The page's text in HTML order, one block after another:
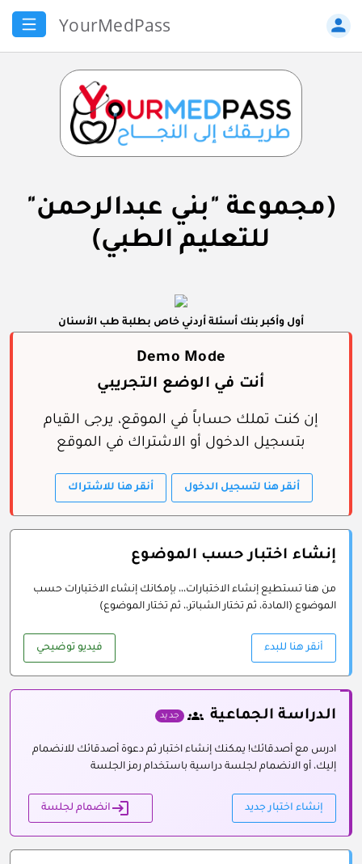
YourMedPass person
(مجموعة "بني عبدالرحمن"
للتعليم الطبي)
أول وأكبر بنك أسئلة أردني خاص بطلبة طب الأسنان
Demo Mode
أنت في الوضع التجريبي
إن كنت تملك حساباً في الموقع، يرجى القيام
بتسجيل الدخول أو الاشتراك في الموقع
أنقر هنا لتسجيل الدخول أنقر هنا للاشتراك
إنشاء اختبار حسب الموضوع
من هنا تستطيع إنشاء الاختبارات،،، بإمكانك إنشاء الاختبارات حسب
الموضوع (المادة، ثم تختار الشباتر،، ثم تختار الموضوع)
أنقر هنا للبدء فيديو توضيحي
الدراسة الجماعية groups جديد
ادرس مع أصدقائك! يمكنك إنشاء اختبار ثم دعوة أصدقائك للانضمام
إليك، أو الانضمام لجلسة دراسية باستخدام رمز الجلسة
إنشاء اختبار جديد login انضمام لجلسة